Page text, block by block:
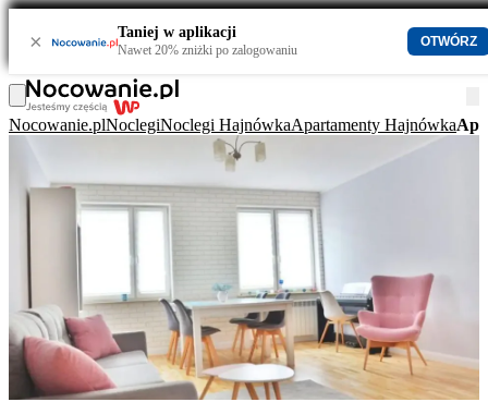
× Taniej w aplikacji
Nawet 20% zniżki po zalogowaniu
OTWÓRZ
Nocowanie.plNoclegiNoclegi HajnówkaApartamenty Hajnówka